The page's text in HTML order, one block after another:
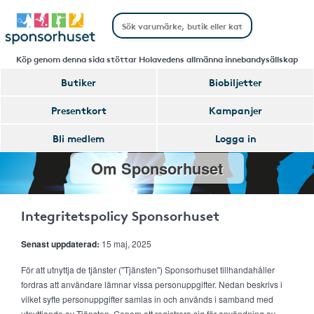
Köp genom denna sida stöttar Holavedens allmänna innebandysällskap
Butiker
Biobiljetter
Presentkort
Kampanjer
Bli medlem
Logga in
Om Sponsorhuset
Integritetspolicy Sponsorhuset
Senast uppdaterad: 15 maj, 2025
För att utnyttja de tjänster ("Tjänsten") Sponsorhuset tillhandahåller
fordras att användare lämnar vissa personuppgifter. Nedan beskrivs i
vilket syfte personuppgifter samlas in och används i samband med